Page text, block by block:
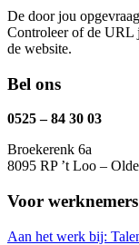
De door jou
Controleer of de URL
de website.
Bel ons
0525 – 84 30 03
Broekerenk 6a
8095 RP ’t Loo –
Voor werknemers
Aan het werk bij: